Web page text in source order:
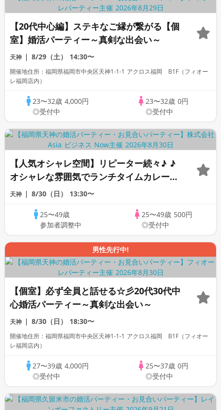
【20代中心編】ステキなご縁が繋がる【個
室】婚活パーティー～真剣な出会い～
天神 8/29（土） 14:30〜
開催地住所：福岡県福岡市中央区天神1-1-1 アクロス福岡 B1F（フィオー
レ福岡店内）
23〜32歳 4,000円
◎受付中
23〜32歳 0円
◎受付中
【人気オシャレ空間】リピーター続々♪ ♪
オシャレな雰囲気でランチタイムカレー婚
活パーティー
天神 8/30（日） 13:30〜
25〜49歳
参加者調整中
25〜49歳 500円
◎受付中
男性先行中!
【個室】必ず全員と話せる☆彡20代30代中
心婚活パーティー～真剣な出会い～
天神 8/30（日） 18:30〜
開催地住所：福岡県福岡市中央区天神1-1-1 アクロス福岡 B1F（フィオー
レ福岡店内）
27〜39歳 4,000円
◎受付中
25〜37歳 0円
◎受付中